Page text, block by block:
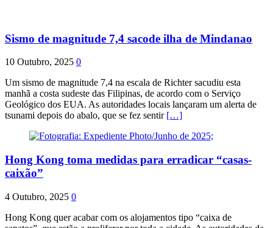
Sismo de magnitude 7,4 sacode ilha de Mindanao
10 Outubro, 2025 0
Um sismo de magnitude 7,4 na escala de Richter sacudiu esta
manhã a costa sudeste das Filipinas, de acordo com o Serviço
Geológico dos EUA. As autoridades locais lançaram um alerta de
tsunami depois do abalo, que se fez sentir […]
Hong Kong toma medidas para erradicar “casas-
caixão”
4 Outubro, 2025 0
Hong Kong quer acabar com os alojamentos tipo “caixa de